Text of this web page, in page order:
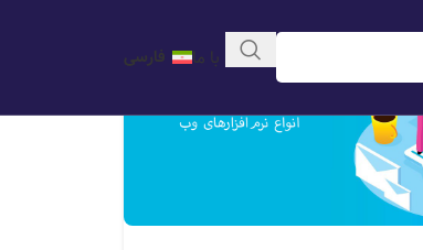
تماس با ما فارسی